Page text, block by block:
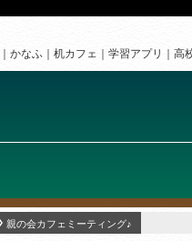
かなふ 机カフェ 学習アプリ 高
親の会カフェミーティング♪